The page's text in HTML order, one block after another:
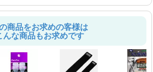
商品をお求めの客様は
んな商品もお求めです